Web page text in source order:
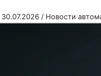
30.07.2026 / Новости